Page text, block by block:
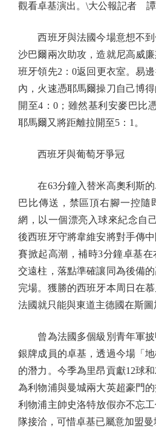
觀看卓基演出。\大公報記者
西班牙與法國今場意想不到
沙巴爾兩次助攻，造就尼高威
班牙領先2：0返回更衣室。易
內，火速憑耶馬爾操刀自己博
開至4：0；雖然基利安麥巴比
耶馬爾又將距離拉開至5：1。
西班牙與葡萄牙爭冠
在63分鐘入替米高奧利斯的
巴比傳送，禁區頂右腳一控隨
網，以一個漂亮入球來紀念自
後西班牙守將韋維安將對手傳
賽掀起高潮，補時3分鐘卓基
交遠柱，落點準確讓同為後備
完場。獲勝的西班牙本周日在
法國就只能與東道主德國在斯圖
曾為法國多個級別青年軍披
銀牌成員的卓基，透過今場「
的潛力。今季為里昂貢獻12球
為利物浦與曼城兩大英超豪門
利物浦主帥史洛特放假亦不忘
隊接洽，可惜卓基已屬意加盟曼